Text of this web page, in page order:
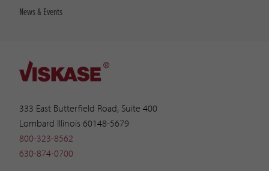
333 East Butterfield Road, Suite 400
Lombard Illinois 60148-5679
800-323-8562
630-874-0700
News & Events